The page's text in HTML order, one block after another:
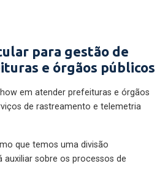
para gestão de
e órgãos públicos
em atender prefeituras e órgãos
de rastreamento e telemetria
que temos uma divisão
auxiliar sobre os processos de